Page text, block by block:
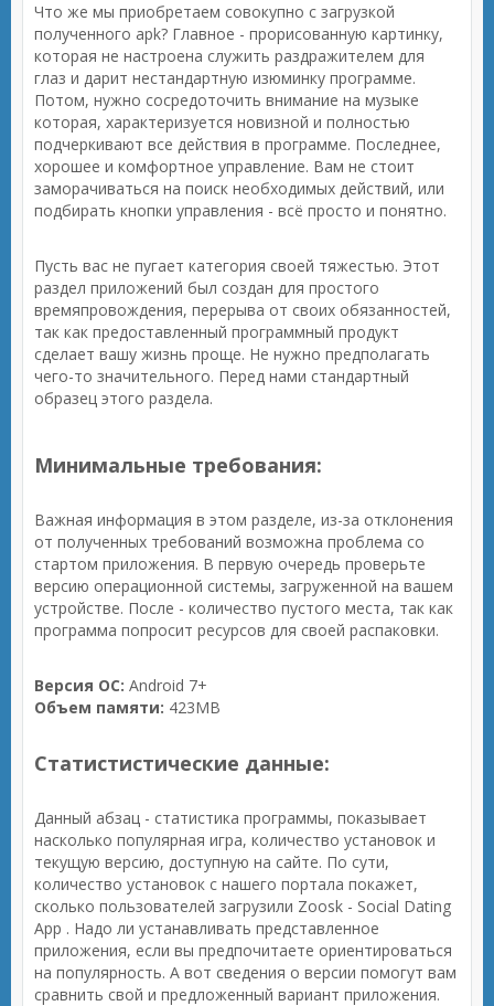
Что же мы приобретаем совокупно с загрузкой
полученного apk? Главное - прорисованную картинку,
которая не настроена служить раздражителем для
глаз и дарит нестандартную изюминку программе.
Потом, нужно сосредоточить внимание на музыке
которая, характеризуется новизной и полностью
подчеркивают все действия в программе. Последнее,
хорошее и комфортное управление. Вам не стоит
заморачиваться на поиск необходимых действий, или
подбирать кнопки управления - всё просто и понятно.
Пусть вас не пугает категория своей тяжестью. Этот
раздел приложений был создан для простого
времяпровождения, перерыва от своих обязанностей,
так как предоставленный программный продукт
сделает вашу жизнь проще. Не нужно предполагать
чего-то значительного. Перед нами стандартный
образец этого раздела.
Минимальные требования:
Важная информация в этом разделе, из-за отклонения
от полученных требований возможна проблема со
стартом приложения. В первую очередь проверьте
версию операционной системы, загруженной на вашем
устройстве. После - количество пустого места, так как
программа попросит ресурсов для своей распаковки.
Версия ОС: Android 7+
Объем памяти: 423MB
Статистистические данные:
Данный абзац - статистика программы, показывает
насколько популярная игра, количество установок и
текущую версию, доступную на сайте. По сути,
количество установок с нашего портала покажет,
сколько пользователей загрузили Zoosk - Social Dating
App . Надо ли устанавливать представленное
приложения, если вы предпочитаете ориентироваться
на популярность. А вот сведения о версии помогут вам
сравнить свой и предложенный вариант приложения.